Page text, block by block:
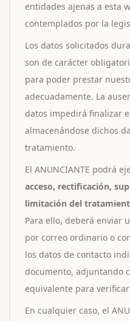
entidades ajenas a esta
contemplados por la
Los datos solicitados
son de carácter
para poder prestar
adecuadamente. La
datos impedirá finalizar
almacenándose dichos
tratamiento.
El ANUNCIANTE podrá
acceso, rectificación,
limitación del
Para ello, deberá enviar
por correo ordinario o
los datos de contacto
documento, adjuntando
equivalente para
En cualquier caso, el